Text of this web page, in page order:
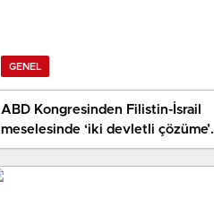
GENEL
ABD Kongresinden Filistin-İsrail
meselesinde ‘iki devletli çözüme’
destek